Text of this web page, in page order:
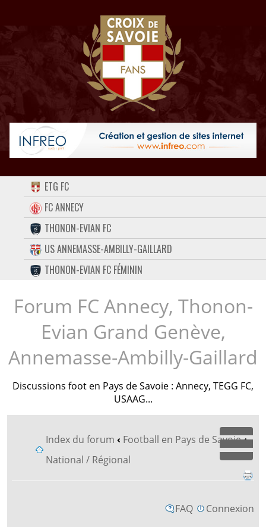
ACCUEIL
FORUM
CONTACT
FACEBOOK
TWITTER
INSTAGRAM
ETG FC
FC ANNECY
THONON-EVIAN FC
US ANNEMASSE-AMBILLY-GAILLARD
THONON-EVIAN FC FÉMININ
Forum FC Annecy, Thonon-
Evian Grand Genève,
Annemasse-Ambilly-Gaillard
Discussions foot en Pays de Savoie : Annecy, TEGG FC,
USAAG...
Index du forum ‹ Football en Pays de Savoie‹
National / Régional
FAQ Connexion